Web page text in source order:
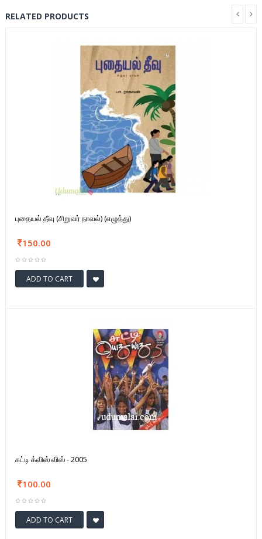
RELATED PRODUCTS
புதையல் தீவு (சிறுவர் நாவல்) (எழுத்து)
150.00
ADD TO CART
சுட்டி க்விஸ் விஸ் - 2005
100.00
ADD TO CART